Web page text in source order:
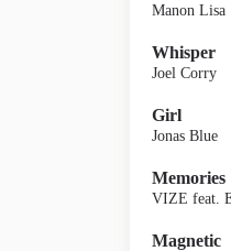
Manon Lisa
Whisper
Joel Corry
Girl
Jonas Blue
Memories
VIZE feat.
Magnetic